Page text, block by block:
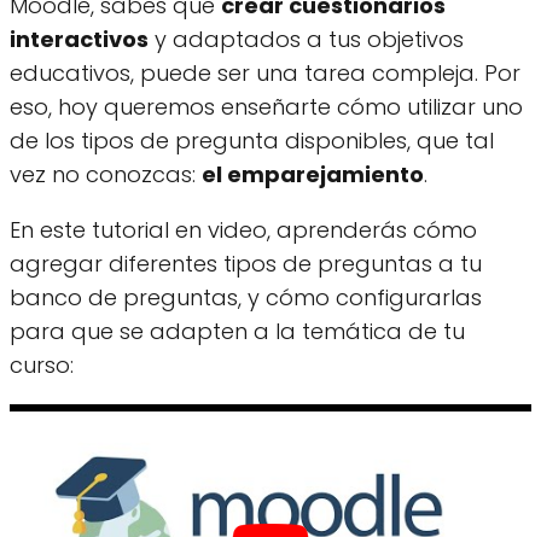
interactivos y adaptados a tus objetivos
educativos, puede ser una tarea compleja. Por
eso, hoy queremos enseñarte cómo utilizar uno
de los tipos de pregunta disponibles, que tal
vez no conozcas: el emparejamiento.
En este tutorial en video, aprenderás cómo
agregar diferentes tipos de preguntas a tu
banco de preguntas, y cómo configurarlas
para que se adapten a la temática de tu
curso: